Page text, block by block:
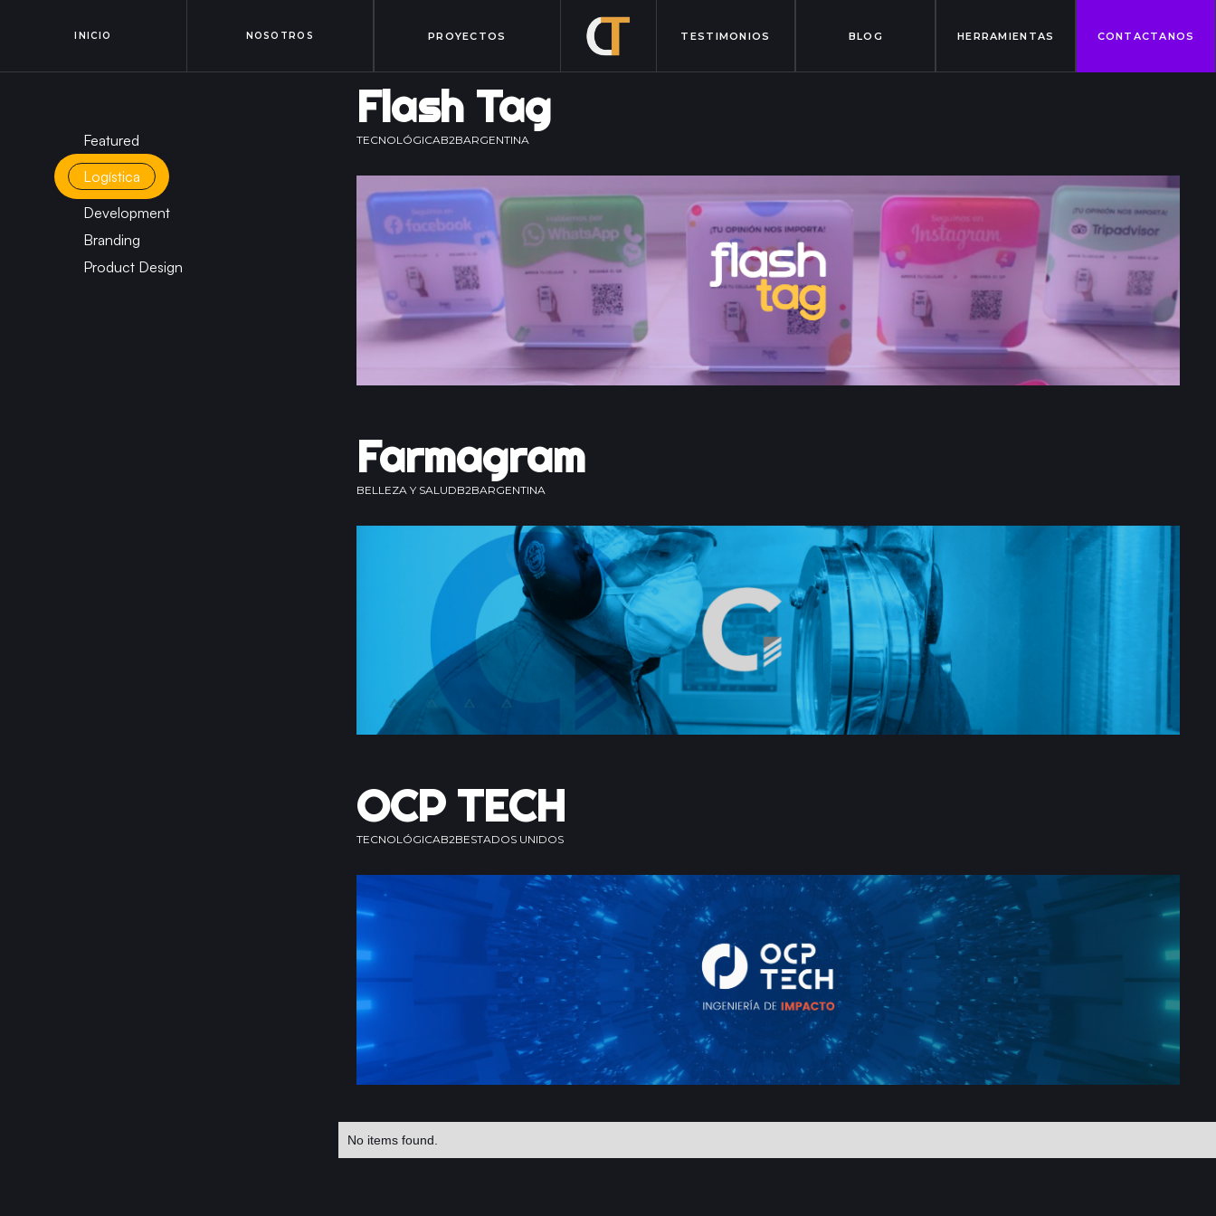
INICIO NOSOTROS PROYECTOS TESTIMONIOS BLOG HERRAMIENTAS CONTACTANOS
Featured
Logística
Development
Branding
Product Design
Flash Tag
TECNOLÓGICAB2BARGENTINA
Farmagram
BELLEZA Y SALUDB2BARGENTINA
OCP TECH
TECNOLÓGICAB2BESTADOS UNIDOS
No items found.